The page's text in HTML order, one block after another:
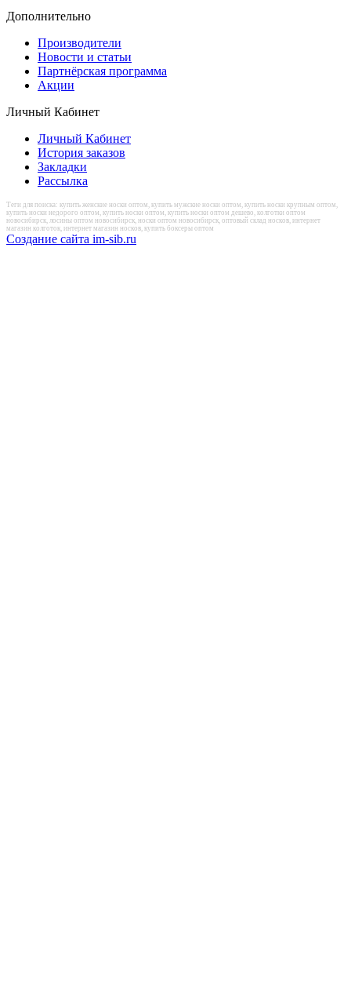
Дополнительно
Производители
Новости и статьи
Партнёрская программа
Акции
Личный Кабинет
Личный Кабинет
История заказов
Закладки
Рассылка
Теги для поиска: купить женские носки оптом, купить мужские носки оптом, купить носки крупным оптом,
купить носки недорого оптом, купить носки оптом, купить носки оптом дешево, колготки оптом
новосибирск, лосины оптом новосибирск, носки оптом новосибирск, оптовый склад носков, интернет
магазин колготок, интернет магазин носков, купить боксеры оптом
Создание сайта im-sib.ru